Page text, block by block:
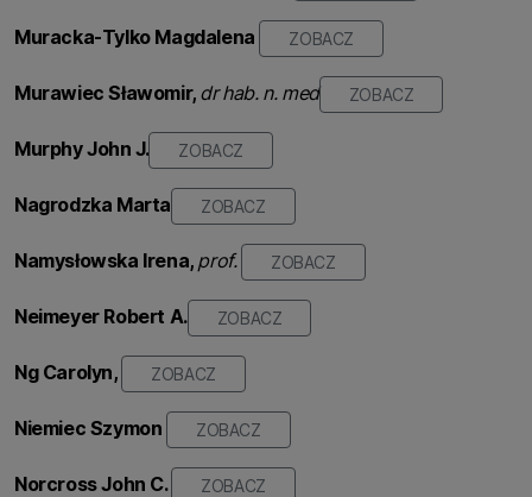
Muracka-Tylko Magdalena ZOBACZ
MurawiecSławomir, dr hab. n. med ZOBACZ
Murphy John J. ZOBACZ
Nagrodzka Marta ZOBACZ
Namysłowska Irena, prof. ZOBACZ
Neimeyer Robert A. ZOBACZ
Ng Carolyn, ZOBACZ
Niemiec Szymon ZOBACZ
Norcross John C. ZOBACZ